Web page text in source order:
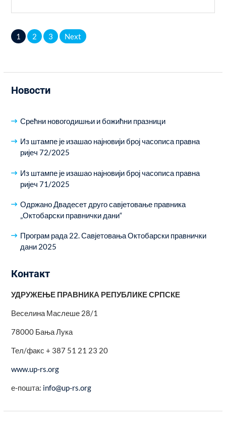
Posts
pagination
1 2 3 Next
Новости
Срећни новогодишњи и божићни празници
Из штампе је изашао најновији број часописа правна
ријеч 72/2025
Из штампе је изашао најновији број часописа правна
ријеч 71/2025
Одржано Двадесет друго савјетовање правника
„Октобарски правнички дани“
Програм рада 22. Савјетовања Октобарски правнички
дани 2025
Контакт
УДРУЖЕЊЕ ПРАВНИКА РЕПУБЛИКЕ СРПСКЕ
Веселина Маслеше 28/1
78000 Бања Лука
Тел/факс + 387 51 21 23 20
www.up-rs.org
е-пошта: info@up-rs.org